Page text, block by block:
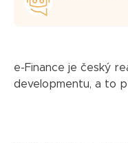
e-Finance je český
developmentu, a to